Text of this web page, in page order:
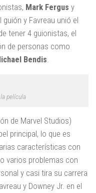
Mark Fergus y
y Favreau unió el
tener 4 guionistas, el
de personas como
Bendis.
película
de Marvel Studios)
principal, lo que es
características con
varios problemas con
y casi tira su carrera
y Downey Jr. en el